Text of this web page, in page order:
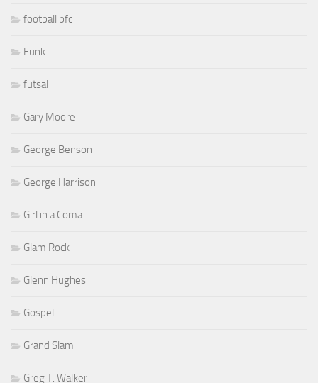
football pfc
Funk
futsal
Gary Moore
George Benson
George Harrison
Girl in a Coma
Glam Rock
Glenn Hughes
Gospel
Grand Slam
Greg T. Walker